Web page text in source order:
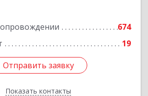
674
19
Отправить заявку
Показать контакты
Отправить заявку
Назад